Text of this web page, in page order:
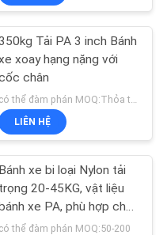
hạng
62
Tải PA 3 inch Bánh
xoay hạng nặng với
chân
có thể đàm phán MOQ:Thỏa thuận
LIÊN HỆ
Bánh xe bi loại Nylon tải
trọng 20-45KG, vật liệu
xe PA, phù hợp cho
thiết bị công nghiệp di
có thể đàm phán MOQ:50-200